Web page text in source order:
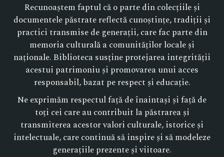
Recunoaștem faptul că o parte din colecțiile și
documentele păstrate reflectă cunoștințe, tradiții și
practici transmise de generații, care fac parte din
memoria culturală a comunităților locale și
naționale. Biblioteca susține protejarea integrității
acestui patrimoniu și promovarea unui acces
responsabil, bazat pe respect și educație.
Ne exprimăm respectul față de înaintași și față de
toți cei care au contribuit la păstrarea și
transmiterea acestor valori culturale, istorice și
intelectuale, care continuă să inspire și să modeleze
generațiile prezente și viitoare.